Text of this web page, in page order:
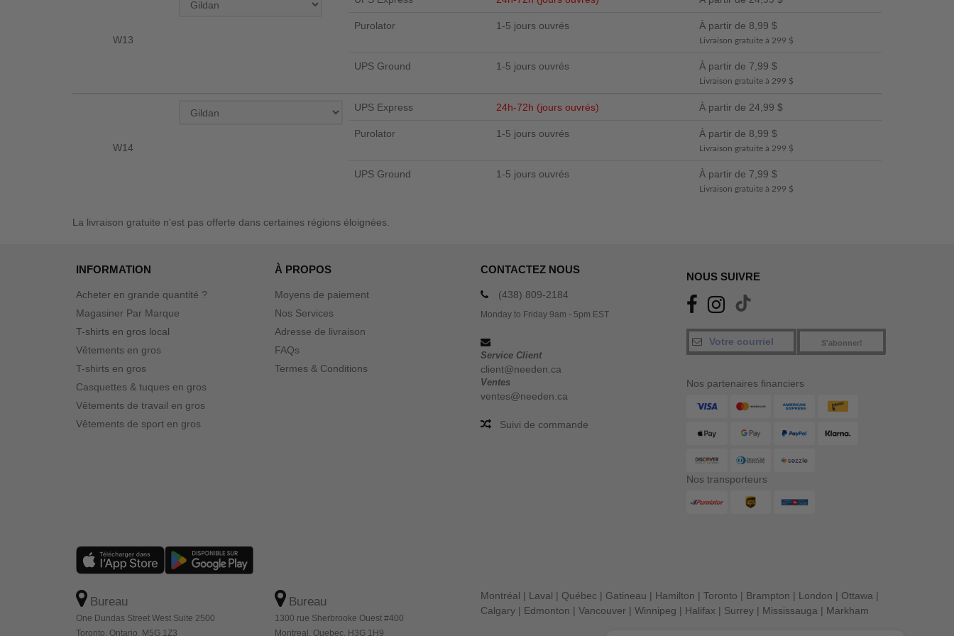
W13
Purolator 1-5 jours ouvrés À partir de 8,99 $
Livraison gratuite à 299 $
UPS Ground 1-5 jours ouvrés À partir de 7,99 $
Livraison gratuite à 299 $
W14
UPS Express 24h-72h (jours ouvrés) À partir de 24,99 $
Purolator 1-5 jours ouvrés À partir de 8,99 $
Livraison gratuite à 299 $
UPS Ground 1-5 jours ouvrés À partir de 7,99 $
Livraison gratuite à 299 $
La livraison gratuite n'est pas offerte dans certaines régions éloignées.
INFORMATION
Acheter en grande quantité ?
Magasiner Par Marque
T-shirts en gros local
Vêtements en gros
T-shirts en gros
Casquettes & tuques en gros
Vêtements de travail en gros
Vêtements de sport en gros
À PROPOS
Moyens de paiement
Nos Services
Adresse de livraison
FAQs
Termes & Conditions
CONTACTEZ NOUS
(438) 809-2184
Monday to Friday 9am - 5pm EST
Service Client
client@needen.ca
Ventes
ventes@needen.ca
Suivi de commande
NOUS SUIVRE
S'abonner!
Nos partenaires financiers
Nos transporteurs
Bureau
One Dundas Street West Suite 2500
Toronto, Ontario, M5G 1Z3
Bureau
1300 rue Sherbrooke Ouest #400
Montreal, Quebec, H3G 1H9
Montréal | Laval | Québec | Gatineau | Hamilton | Toronto | Brampton | London | Ottawa |
Calgary | Edmonton | Vancouver | Winnipeg | Halifax | Surrey | Mississauga | Markham